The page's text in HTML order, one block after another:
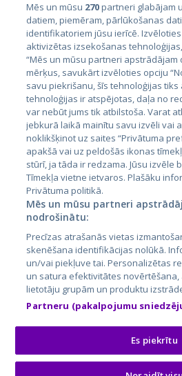
Valstis
Igaunija
Latvija
Lietuva
City24.lv
City24.ee
GetaPro.lv
GetaPro.ee
Skelbiu.lt
Autoplius.lt
Aruodas.lt
Mēs un mūsu 270partneri glabājam
datiem, piemēram, pārlūkošanas
identifikatoriem jūsu ierīcē. Izvēloties
aktivizētas izsekošanas
“Mēs un mūsu partneri apstrādājam
mērķus, savukārt izvēloties opciju
savu piekrišanu, šīs tehnoloģijas
tehnoloģijas ir atspējotas, daļa no
var nebūt jums tik atbilstoša. Varat
jebkurā laikā mainītu savu izvēli vai
noklikšķinot uz saites “Privātuma
apakšā vai uz peldošās ikonas
stūrī, ja tāda ir redzama. Jūsu izvēle
Tīmekļa vietne ietvaros. Plašāku
Privātuma politikā.
Mēs un mūsu partneri
nodrošinātu:
Precīzas atrašanās vietas
skenēšana identifikācijas nolūkā.
un/vai piekļuve tai. Personalizētas
un satura efektivitātes
lietotāju grupām un produktu
Partneru (pakalpojumu
Es piekrītu